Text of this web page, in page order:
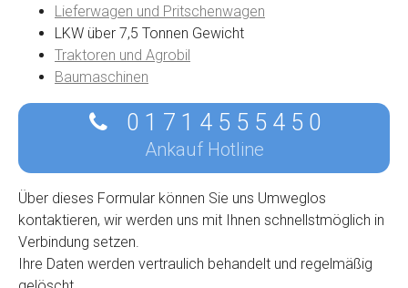
Lieferwagen und Pritschenwagen
LKW über 7,5 Tonnen Gewicht
Traktoren und Agrobil
Baumaschinen
0 1 7 1 4 5 5 5 4 5 0
Ankauf Hotline
Über dieses Formular können Sie uns Umweglos
kontaktieren, wir werden uns mit Ihnen schnellstmöglich in
Verbindung setzen.
Ihre Daten werden vertraulich behandelt und regelmäßig